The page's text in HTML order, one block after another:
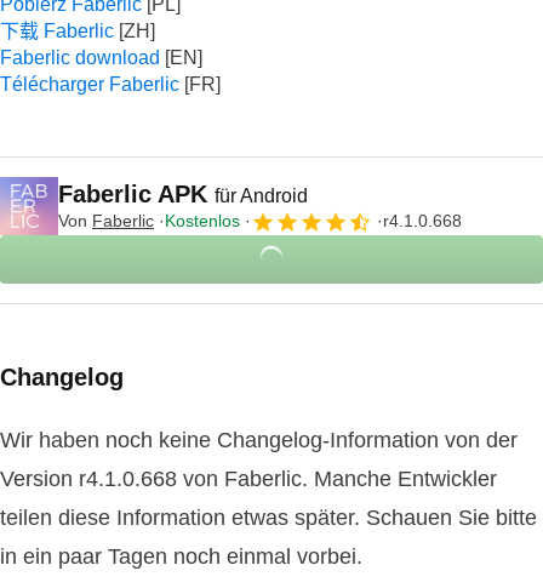
Pobierz Faberlic
下载 Faberlic
Faberlic download
Télécharger Faberlic
Faberlic APK für Android
Von Faberlic Kostenlos r4.1.0.668
Changelog
Wir haben noch keine Changelog-Information von der
Version r4.1.0.668 von Faberlic. Manche Entwickler
teilen diese Information etwas später. Schauen Sie bitte
in ein paar Tagen noch einmal vorbei.